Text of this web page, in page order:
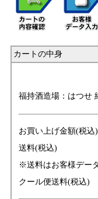
カートの中身
福持酒造場：はつせ
お買い上げ金額(税込)
送料(税込)
※送料はお客様デー
クール便送料(税込)